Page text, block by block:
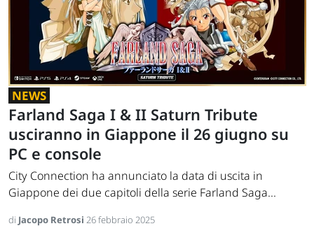
NEWS
Farland Saga I & II Saturn Tribute
usciranno in Giappone il 26 giugno su
PC e console
City Connection ha annunciato la data di uscita in
Giappone dei due capitoli della serie Farland Saga...
di Jacopo Retrosi 26 febbraio 2025